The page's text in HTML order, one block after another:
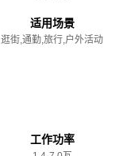
适用场景
逛街,通勤,旅行,户外活动
工作功率